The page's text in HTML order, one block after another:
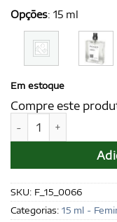
Opções: 15 ml
Em estoque
Compre este
SKU: F_15_0066
Categorias: 15 ml -